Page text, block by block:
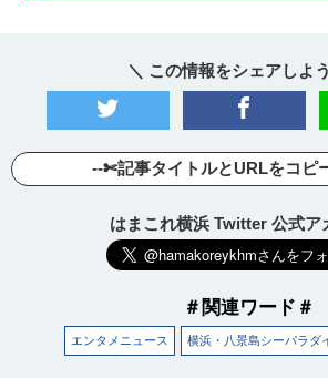
＼ この情報をシェアしよ
--✄記事タイトルとURLをコ
はまこれ横浜 Twitter 公式ア
＃関連ワード＃
エンタメニュース 横浜・八景島シーパラダ